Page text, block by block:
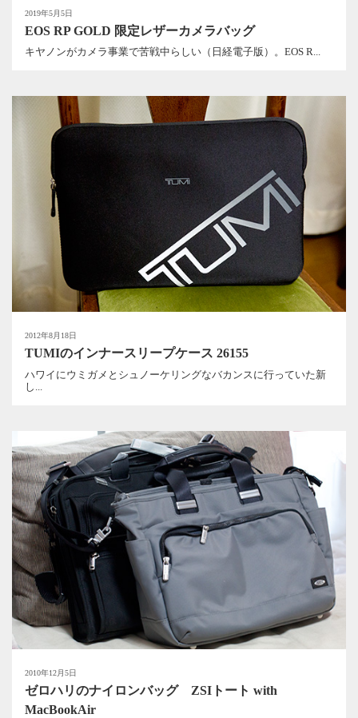
2019年5月5日
EOS RP GOLD 限定レザーカメラバッグ
キヤノンがカメラ事業で苦戦中らしい（日経電子版）。EOS R...
2012年8月18日
TUMIのインナースリープケース 26155
ハワイにウミガメとシュノーケリングなバカンスに行っていた新
し...
2010年12月5日
ゼロハリのナイロンバッグ ZSIトート with
MacBookAir